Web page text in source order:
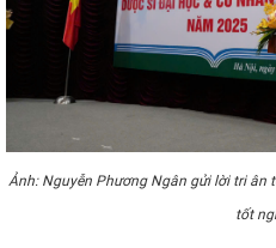
Ảnh: Nguyễn Phương Ngân gửi lời tri ân
tốt